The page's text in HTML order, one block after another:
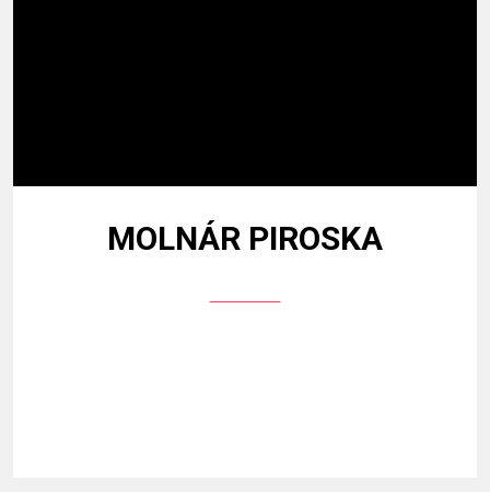
MOLNÁR PIROSKA